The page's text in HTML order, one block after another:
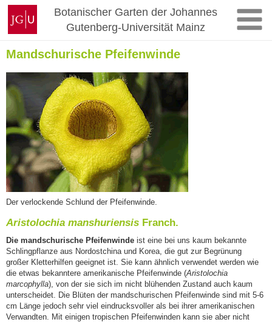
Zum
Inhalt
springen
Johannes
Gutenberg-
Universität
Mainz
Botanischer Garten der Johannes
Gutenberg-Universität Mainz
Mandschurische Pfeifenwinde
Der verlockende Schlund der Pfeifenwinde.
Aristolochia manshuriensis Franch.
Die mandschurische Pfeifenwinde ist eine bei uns kaum bekannte
Schlingpflanze aus Nordostchina und Korea, die gut zur Begrünung
großer Kletterhilfen geeignet ist. Sie kann ähnlich verwendet werden wie
die etwas bekanntere amerikanische Pfeifenwinde (Aristolochia
marcophylla), von der sie sich im nicht blühenden Zustand auch kaum
unterscheidet. Die Blüten der mandschurischen Pfeifenwinde sind mit 5-6
cm Länge jedoch sehr viel eindrucksvoller als bei ihrer amerikanischen
Verwandten. Mit einigen tropischen Pfeifenwinden kann sie aber nicht